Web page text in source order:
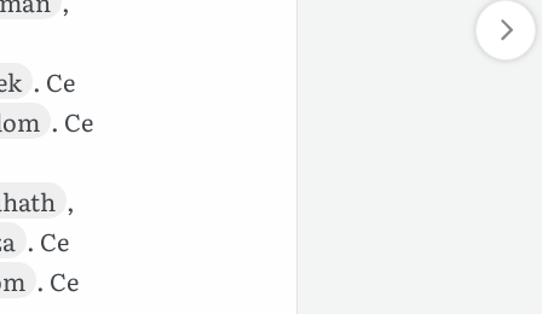
. Ce
. Ce
,
. Ce
. Ce